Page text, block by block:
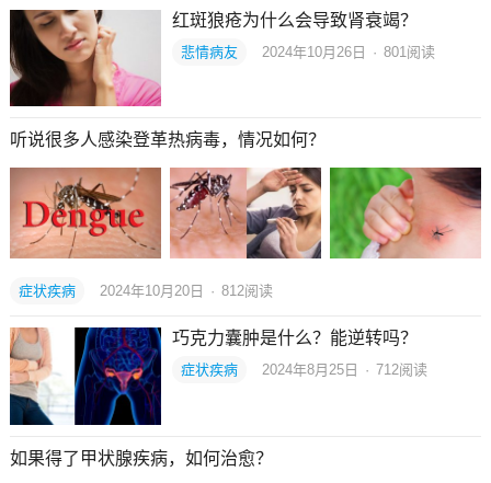
红斑狼疮为什么会导致肾衰竭？
悲情病友 2024年10月26日 · 801 阅读
听说很多人感染登革热病毒，情况如何？
症状疾病 2024年10月20日 · 812阅读
巧克力囊肿是什么？能逆转吗？
症状疾病 2024年8月25日 · 712阅读
如果得了甲状腺疾病，如何治愈？